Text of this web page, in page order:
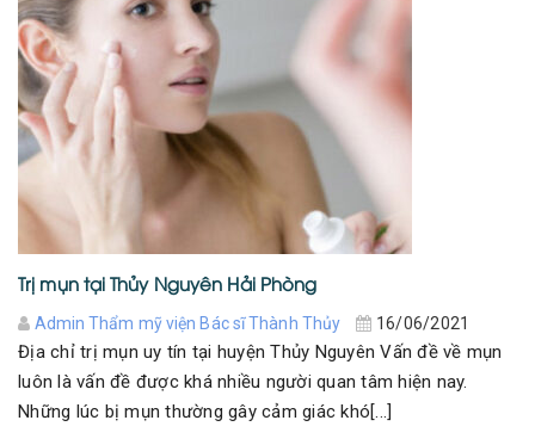
Trị mụn tại Thủy Nguyên Hải Phòng
Admin Thẩm mỹ viện Bác sĩ Thành Thủy 16/06/2021
Địa chỉ trị mụn uy tín tại huyện Thủy Nguyên Vấn đề về mụn
luôn là vấn đề được khá nhiều người quan tâm hiện nay.
Những lúc bị mụn thường gây cảm giác khó[...]